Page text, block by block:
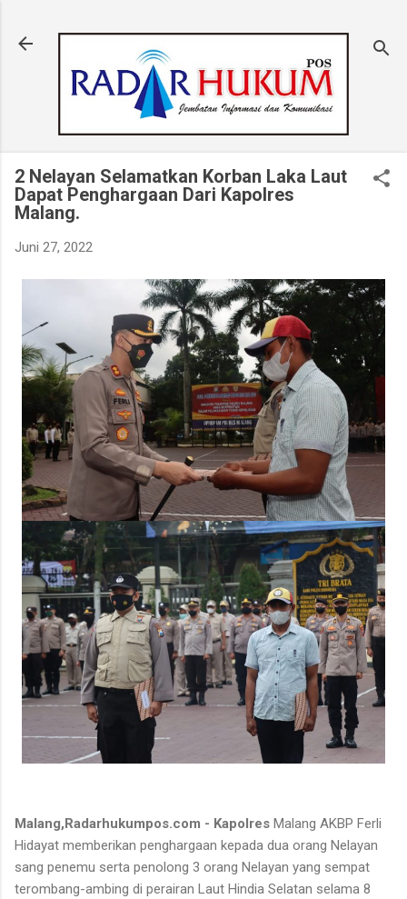
2 Nelayan Selamatkan Korban Laka Laut
Dapat Penghargaan Dari Kapolres
Malang.
Juni 27, 2022
Malang,Radarhukumpos.com - Kapolres Malang AKBP Ferli
Hidayat memberikan penghargaan kepada dua orang Nelayan
sang penemu serta penolong 3 orang Nelayan yang sempat
terombang-ambing di perairan Laut Hindia Selatan selama 8